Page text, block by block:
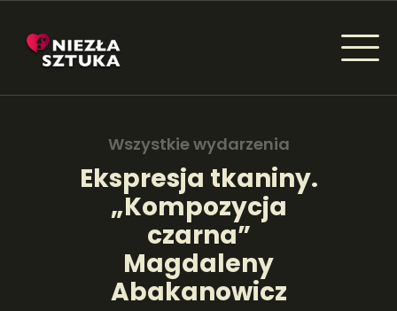
Wszystkie wydarzenia
Ekspresja tkaniny.
„Kompozycja
czarna”
Magdaleny
Abakanowicz
NIEZŁA SZTUKA - NEWSY
AKTUALNOŚCI
WYDARZENIA
ARTYKUŁY